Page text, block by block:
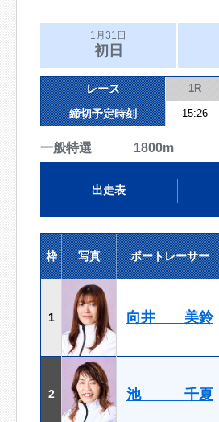
1月31日
初日
レース 1R
締切予定時刻 15:26
一般特選 1800m
出走表
枠 写真 ボートレーサー
1 向井 美鈴
2 池 千夏